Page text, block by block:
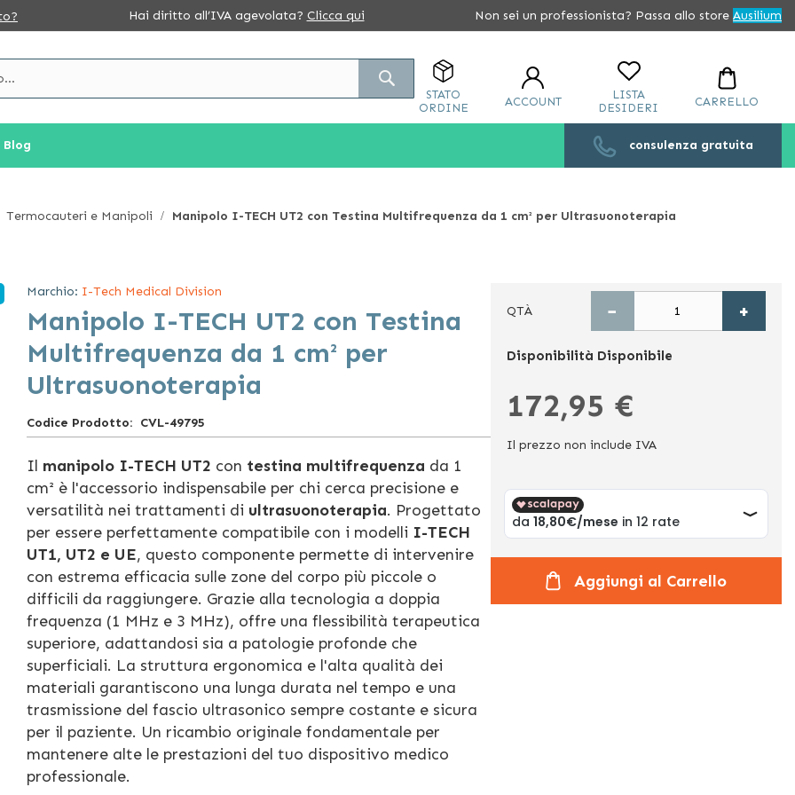
Hai diritto all’IVA agevolata? Clicca qui Non sei un professionista? Passa allo store Ausilium
STATO
ORDINE
ACCOUNT
LISTA
DESIDERI
CARRELLO
Blog consulenza gratuita
Termocauteri e Manipoli Manipolo I-TECH UT2 con Testina Multifrequenza da 1 cm² per Ultrasuonoterapia
Marchio: I-Tech Medical Division
Manipolo I-TECH UT2 con Testina
Multifrequenza da 1 cm² per
Ultrasuonoterapia
Codice Prodotto CVL-49795
Il manipolo I-TECH UT2 con testina multifrequenza da 1
cm² è l'accessorio indispensabile per chi cerca precisione e
versatilità nei trattamenti di ultrasuonoterapia. Progettato
per essere perfettamente compatibile con i modelli I-TECH
UT1, UT2 e UE, questo componente permette di intervenire
con estrema efficacia sulle zone del corpo più piccole o
difficili da raggiungere. Grazie alla tecnologia a doppia
frequenza (1 MHz e 3 MHz), offre una flessibilità terapeutica
superiore, adattandosi sia a patologie profonde che
superficiali. La struttura ergonomica e l'alta qualità dei
materiali garantiscono una lunga durata nel tempo e una
trasmissione del fascio ultrasonico sempre costante e sicura
per il paziente. Un ricambio originale fondamentale per
mantenere alte le prestazioni del tuo dispositivo medico
professionale.
QTÀ − +
Disponibilità Disponibile
172,95 €
Il prezzo non include IVA
Aggiungi al Carrello